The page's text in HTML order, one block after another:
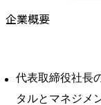
企業概要
代表取締役社長
タルとマネジメ